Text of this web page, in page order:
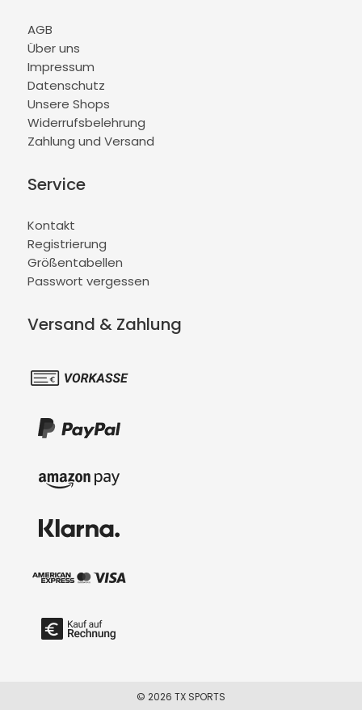
AGB
Über uns
Impressum
Datenschutz
Unsere Shops
Widerrufsbelehrung
Zahlung und Versand
Service
Kontakt
Registrierung
Größentabellen
Passwort vergessen
Versand & Zahlung
© 2026 TX SPORTS